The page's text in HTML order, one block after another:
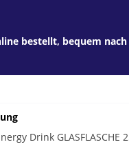
bestellt, bequem
Drink GLASFLASCHE